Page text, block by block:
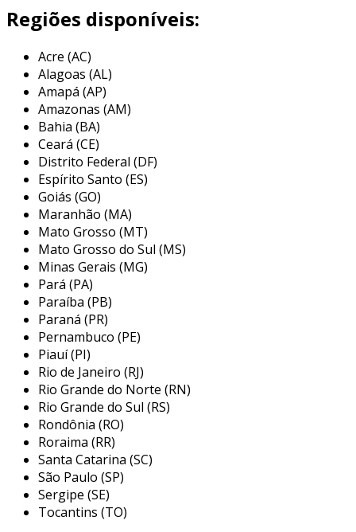
biométricos ou até mesmo controle remoto,
dependendo do nível de segurança exigido pelo
usuário.
a popularidade dos cofres eletrônicos cresceu
devido à sua facilidade de uso e à segurança
que proporcionam. eles são amplamente
utilizados em residências, escritórios, hotéis e
instituições financeiras, onde a proteção
adequada de ativos é crucial. esses dispositivos
não apenas evitam o acesso não autorizado,
mas também podem ser equipados com
recursos adicionais, como alarmes e sistemas
de vigilância integrados, proporcionando um
nível máximo de segurança.
principais fabricantes de cofres
eletrônicos
existem vários fabricantes de cofres eletrônicos
no mercado que se destacam pela qualidade de
seus produtos e pela inovação em segurança. a
escolha de um fabricante confiável é
fundamental para garantir a durabilidade e a
eficácia do cofre. aqui estão alguns dos
principais fabricantes conhecidos por sua
excelência:
yale:reconhecida mundialmente, a yale
Regiões disponíveis:
Acre (AC)
Alagoas (AL)
Amapá (AP)
Amazonas (AM)
Bahia (BA)
Ceará (CE)
Distrito Federal (DF)
Espírito Santo (ES)
Goiás (GO)
Maranhão (MA)
Mato Grosso (MT)
Mato Grosso do Sul (MS)
Minas Gerais (MG)
Pará (PA)
Paraíba (PB)
Paraná (PR)
Pernambuco (PE)
Piauí (PI)
Rio de Janeiro (RJ)
Rio Grande do Norte (RN)
Rio Grande do Sul (RS)
Rondônia (RO)
Roraima (RR)
Santa Catarina (SC)
São Paulo (SP)
Sergipe (SE)
Tocantins (TO)